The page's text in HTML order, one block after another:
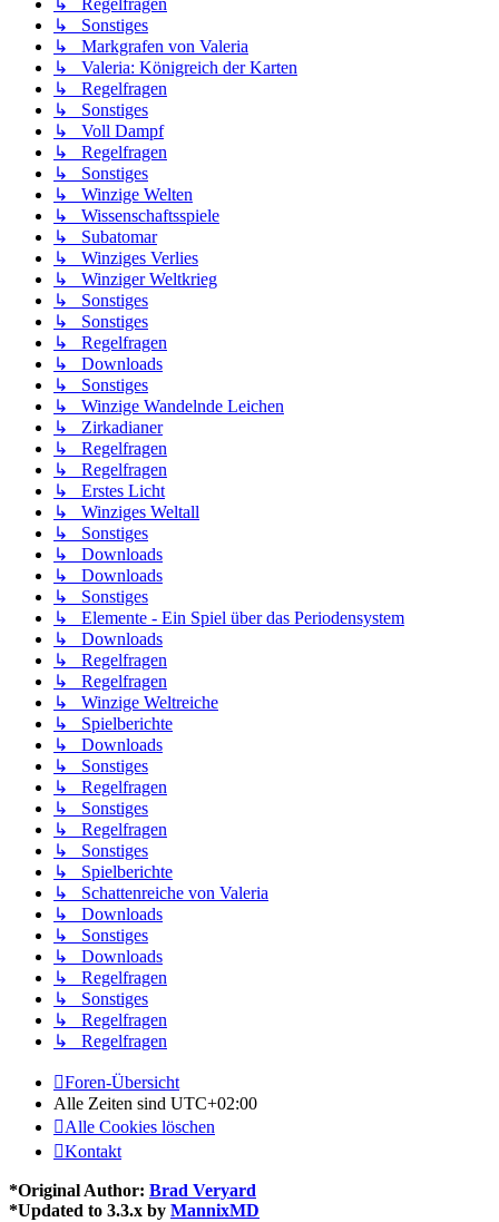
↳ Regelfragen
↳ Sonstiges
↳ Markgrafen von Valeria
↳ Valeria: Königreich der Karten
↳ Regelfragen
↳ Sonstiges
↳ Voll Dampf
↳ Regelfragen
↳ Sonstiges
↳ Winzige Welten
↳ Wissenschaftsspiele
↳ Subatomar
↳ Winziges Verlies
↳ Winziger Weltkrieg
↳ Sonstiges
↳ Sonstiges
↳ Regelfragen
↳ Downloads
↳ Sonstiges
↳ Winzige Wandelnde Leichen
↳ Zirkadianer
↳ Regelfragen
↳ Regelfragen
↳ Erstes Licht
↳ Winziges Weltall
↳ Sonstiges
↳ Downloads
↳ Downloads
↳ Sonstiges
↳ Elemente - Ein Spiel über das Periodensystem
↳ Downloads
↳ Regelfragen
↳ Regelfragen
↳ Winzige Weltreiche
↳ Spielberichte
↳ Downloads
↳ Sonstiges
↳ Regelfragen
↳ Sonstiges
↳ Regelfragen
↳ Sonstiges
↳ Spielberichte
↳ Schattenreiche von Valeria
↳ Downloads
↳ Sonstiges
↳ Downloads
↳ Regelfragen
↳ Sonstiges
↳ Regelfragen
↳ Regelfragen
Foren-Übersicht
Alle Zeiten sind UTC+02:00
Alle Cookies löschen
Kontakt
*Original Author: Brad Veryard
*Updated to 3.3.x by MannixMD